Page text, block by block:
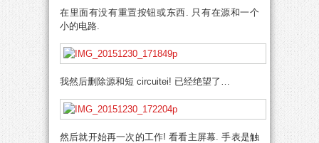
在里面有没有重置按钮或东西. 只有在源和一个
小的电路.
我然后删除源和短 circuitei! 已经绝望了…
然后就开始再一次的工作! 看看主屏幕. 手表是触